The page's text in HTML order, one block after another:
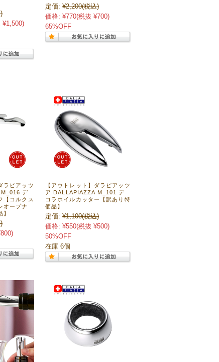
¥1,500)
定価: ¥2,200(税込)
価格: ¥770(税抜 ¥700)
65%OFF
ラピアッツ
デ
【コルクス
オープナ
】
【アウトレット】ダラピアッツ
ア DALLAPIAZZA M_101 デ
コラホイルカッター【訳あり特
価品】
定価: ¥1,100(税込)
価格: ¥550(税抜 ¥500)
50%OFF
在庫 6個